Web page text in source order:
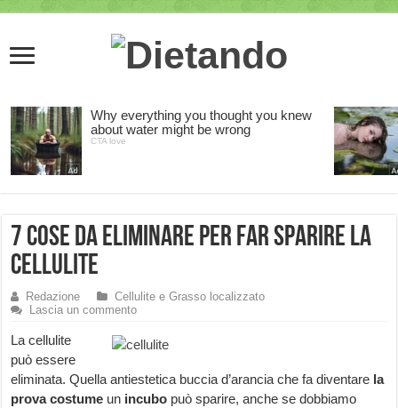
7 cose da eliminare per far sparire la
cellulite
Redazione
Cellulite e Grasso localizzato
Lascia un commento
La cellulite
può essere
eliminata. Quella antiestetica buccia d’arancia che fa diventare la
prova costume un incubo può sparire, anche se dobbiamo